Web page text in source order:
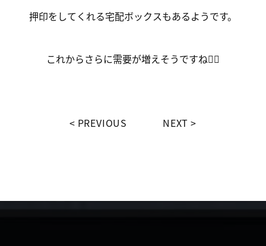
押印をしてくれる宅配ボックスもあるようです。
これからさらに需要が増えそうですね🤷‍♂️
PREVIOUS NEXT